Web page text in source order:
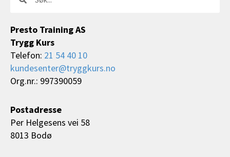
Presto Training AS
Trygg Kurs
Telefon: 21 54 40 10
kundesenter@tryggkurs.no
Org.nr.: 997390059
Postadresse
Per Helgesens vei 58
8013 Bodø